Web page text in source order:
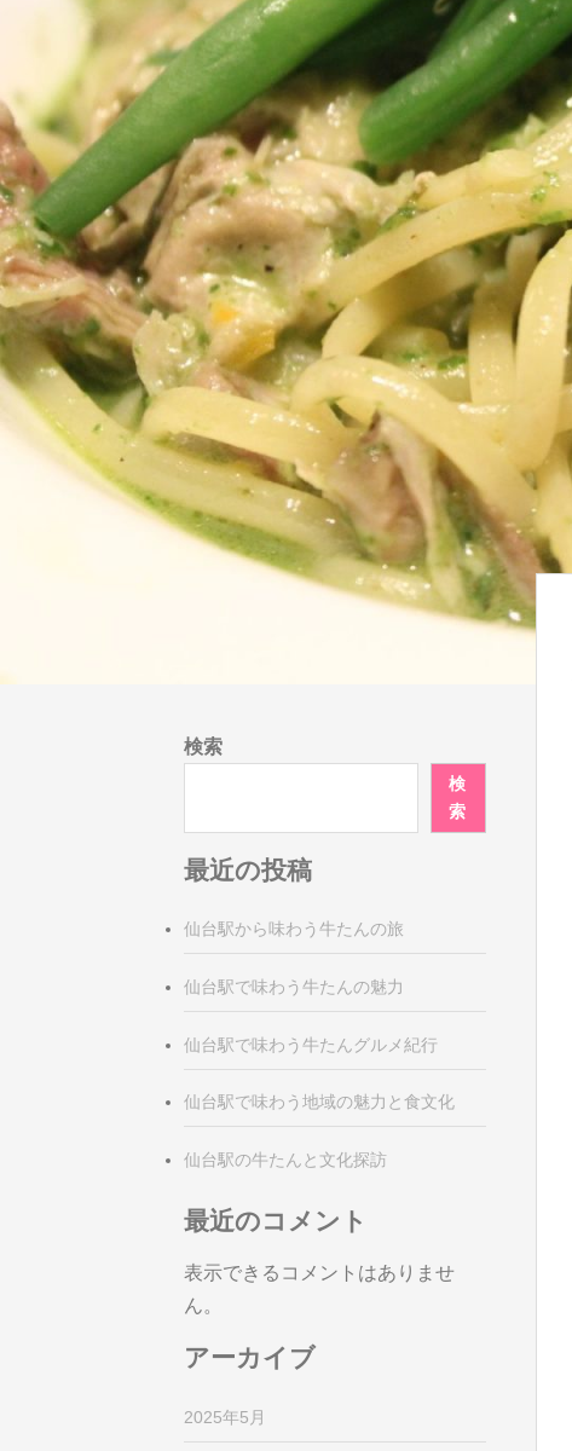
検索
検
索
最近の投稿
仙台駅から味わう牛たんの旅
仙台駅で味わう牛たんの魅力
仙台駅で味わう牛たんグルメ紀行
仙台駅で味わう地域の魅力と食文化
仙台駅の牛たんと文化探訪
最近のコメント
表示できるコメントはありませ
ん。
アーカイブ
2025年5月